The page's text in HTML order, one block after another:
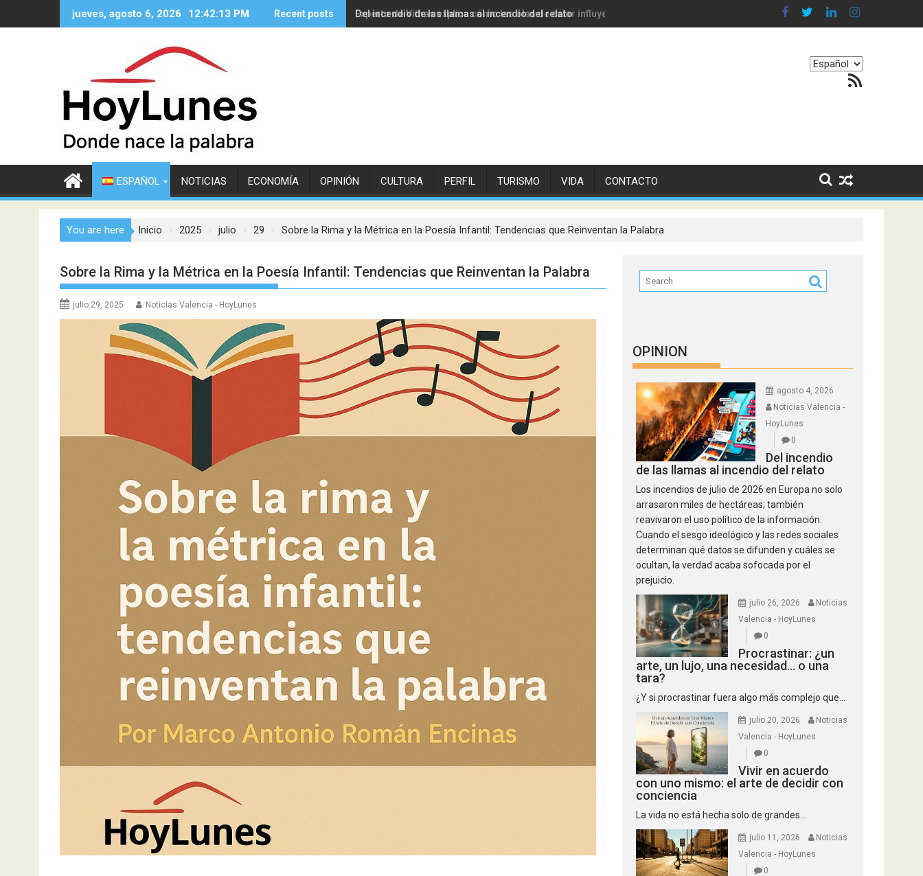
jueves, agosto 6, 2026 12:42:15 PM Recent posts Del incendio de las llamas al incendio del relato
Experto de Vithas explica cómo las olas de calor influyen en nuestro equilibrio emocional
Elegir
Feed RSS
ESPAÑOL NOTICIAS ECONOMÍA OPINIÓN CULTURA PERFIL TURISMO VIDA CONTACTO
You are here Inicio 2025 julio 29 Sobre la Rima y la Métrica en la Poesía Infantil: Tendencias que Reinventan la Palabra
Sobre la Rima y la Métrica en la Poesía Infantil: Tendencias que Reinventan la Palabra
julio 29, 2025 Noticias Valencia - HoyLunes
OPINION
agosto 4, 2026
Noticias Valencia -
HoyLunes
0
Del incendio
de las llamas al incendio del relato
Los incendios de julio de 2026 en Europa no solo
arrasaron miles de hectáreas; también
reavivaron el uso político de la información.
Cuando el sesgo ideológico y las redes sociales
determinan qué datos se difunden y cuáles se
ocultan, la verdad acaba sofocada por el
prejuicio.
julio 26, 2026
Noticias
Valencia - HoyLunes
0
Procrastinar: ¿un
arte, un lujo, una necesidad… o una
tara?
¿Y si procrastinar fuera algo más complejo que...
julio 20, 2026
Noticias
Valencia - HoyLunes
0
Vivir en acuerdo
con uno mismo: el arte de decidir con
conciencia
La vida no está hecha solo de grandes...
julio 11, 2026
Noticias
Valencia - HoyLunes
0